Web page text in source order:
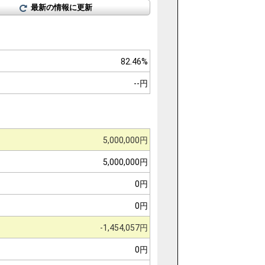
最新の情報に更新
82.46%
--円
5,000,000円
5,000,000円
0円
0円
-1,454,057円
0円